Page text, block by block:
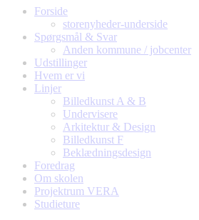
Forside
storenyheder-underside
Spørgsmål & Svar
Anden kommune / jobcenter
Udstillinger
Hvem er vi
Linjer
Billedkunst A & B
Undervisere
Arkitektur & Design
Billedkunst F
Beklædningsdesign
Foredrag
Om skolen
Projektrum VERA
Studieture